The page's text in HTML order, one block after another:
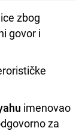
zbog
govor i
imenovao
za